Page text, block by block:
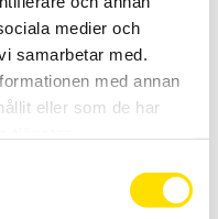
medier och
samarbetar med.
med annan
eller som de har
LÄS MER